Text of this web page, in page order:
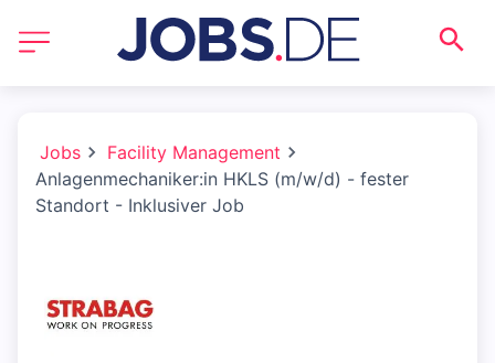
Jobs
Facility Management
Anlagenmechaniker:in HKLS (m/w/d) - fester
Standort - Inklusiver Job